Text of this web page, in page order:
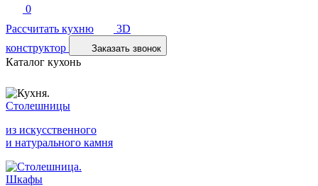
0
Рассчитать кухню
3D
конструктор
Заказать звонок
Каталог кухонь
Столешницы
из искусственного
и натурального камня
Шкафы